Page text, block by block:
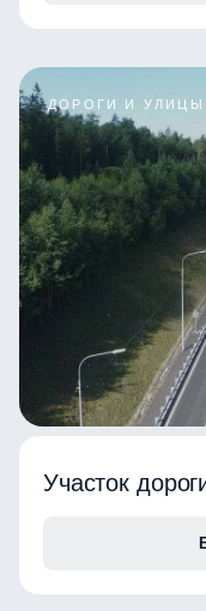
ДОРОГИ И УЛИЦЫ
Участок